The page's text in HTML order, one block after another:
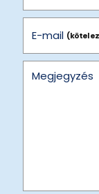
E-mail
Megjegyzés